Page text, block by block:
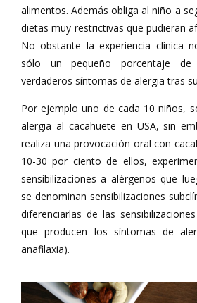
alimentos. Además obliga al niño a
dietas muy restrictivas que pudieran
No obstante la experiencia clínica
sólo un pequeño porcentaje de
verdaderos síntomas de alergia tras
Por ejemplo uno de cada 10 niños,
alergia al cacahuete en USA, sin
realiza una provocación oral con
10-30 por ciento de ellos,
sensibilizaciones a alérgenos que
se denominan sensibilizaciones
diferenciarlas de las
que producen los síntomas de
anafilaxia).